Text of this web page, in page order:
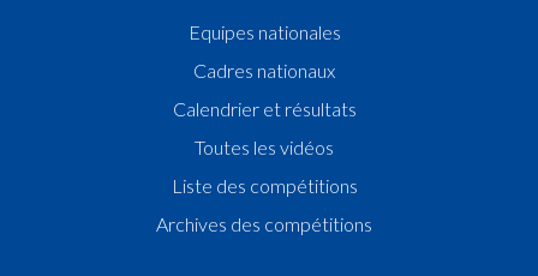
Equipes nationales
Cadres nationaux
Calendrier et résultats
Toutes les vidéos
Liste des compétitions
Archives des compétitions